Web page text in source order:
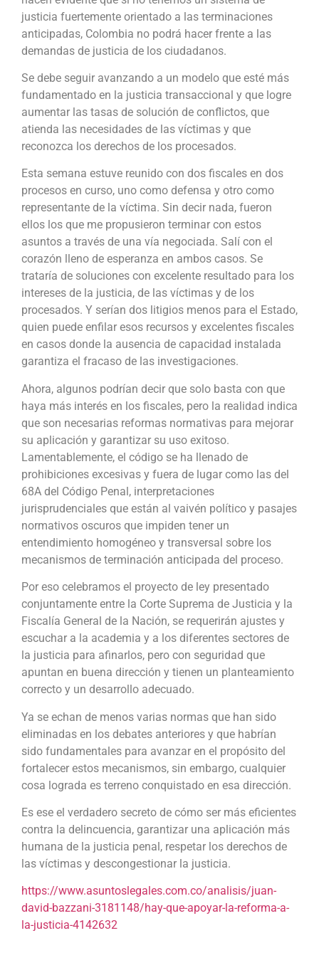
justicia fuertemente orientado a las terminaciones
anticipadas, Colombia no podrá hacer frente a las
demandas de justicia de los ciudadanos.
Se debe seguir avanzando a un modelo que esté más
fundamentado en la justicia transaccional y que logre
aumentar las tasas de solución de conflictos, que
atienda las necesidades de las víctimas y que
reconozca los derechos de los procesados.
Esta semana estuve reunido con dos fiscales en dos
procesos en curso, uno como defensa y otro como
representante de la víctima. Sin decir nada, fueron
ellos los que me propusieron terminar con estos
asuntos a través de una vía negociada. Salí con el
corazón lleno de esperanza en ambos casos. Se
trataría de soluciones con excelente resultado para los
intereses de la justicia, de las víctimas y de los
procesados. Y serían dos litigios menos para el Estado,
quien puede enfilar esos recursos y excelentes fiscales
en casos donde la ausencia de capacidad instalada
garantiza el fracaso de las investigaciones.
Ahora, algunos podrían decir que solo basta con que
haya más interés en los fiscales, pero la realidad indica
que son necesarias reformas normativas para mejorar
su aplicación y garantizar su uso exitoso.
Lamentablemente, el código se ha llenado de
prohibiciones excesivas y fuera de lugar como las del
68A del Código Penal, interpretaciones
jurisprudenciales que están al vaivén político y pasajes
normativos oscuros que impiden tener un
entendimiento homogéneo y transversal sobre los
mecanismos de terminación anticipada del proceso.
Por eso celebramos el proyecto de ley presentado
conjuntamente entre la Corte Suprema de Justicia y la
Fiscalía General de la Nación, se requerirán ajustes y
escuchar a la academia y a los diferentes sectores de
la justicia para afinarlos, pero con seguridad que
apuntan en buena dirección y tienen un planteamiento
correcto y un desarrollo adecuado.
Ya se echan de menos varias normas que han sido
eliminadas en los debates anteriores y que habrían
sido fundamentales para avanzar en el propósito del
fortalecer estos mecanismos, sin embargo, cualquier
cosa lograda es terreno conquistado en esa dirección.
Es ese el verdadero secreto de cómo ser más eficientes
contra la delincuencia, garantizar una aplicación más
humana de la justicia penal, respetar los derechos de
las víctimas y descongestionar la justicia.
https://www.asuntoslegales.com.co/analisis/juan-
david-bazzani-3181148/hay-que-apoyar-la-reforma-a-
la-justicia-4142632